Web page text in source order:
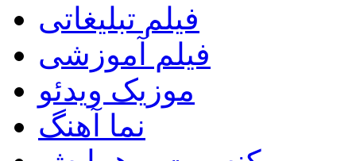
فیلم تبلیغاتی
فیلم آموزشی
موزیک ویدئو
نما آهنگ